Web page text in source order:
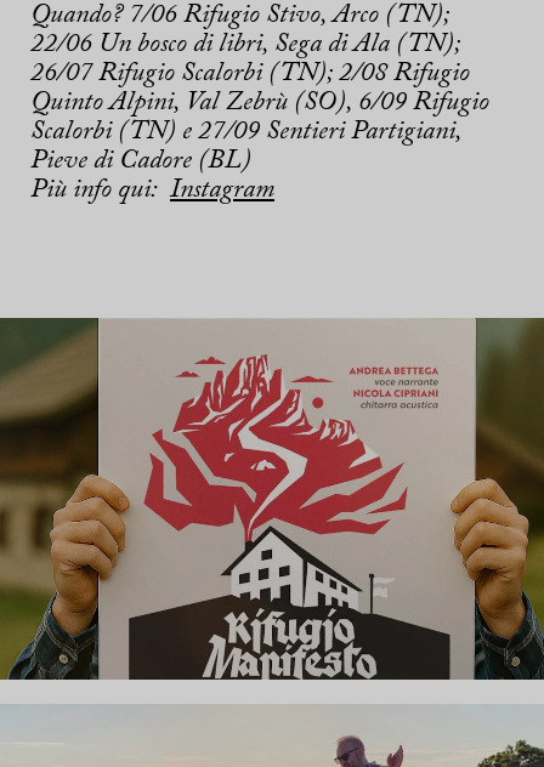
Quando? 7/06 Rifugio Stivo, Arco (TN);
22/06 Un bosco di libri, Sega di Ala (TN);
26/07 Rifugio Scalorbi (TN); 2/08 Rifugio
Quinto Alpini, Val Zebrù (SO), 6/09 Rifugio
Scalorbi (TN) e 27/09 Sentieri Partigiani,
Pieve di Cadore (BL)
Più info qui: Instagram